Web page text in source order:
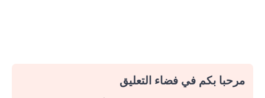
مرحبا بكم في فضاء التعليق